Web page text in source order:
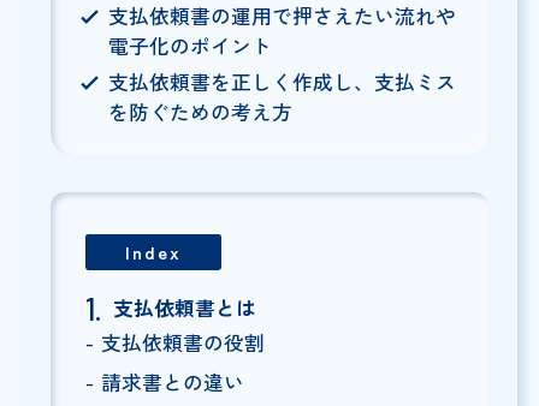
支払依頼書の運用で押さえたい流れや
電子化のポイント
支払依頼書を正しく作成し、支払ミス
を防ぐための考え方
Index
支払依頼書とは
支払依頼書の役割
請求書との違い